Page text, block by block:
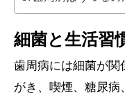
細菌と生活習
歯周病には細菌が関
がき、喫煙、糖尿病